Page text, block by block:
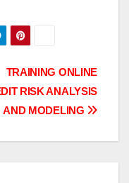
TRAINING ONLINE
RISK ANALYSIS
AND MODELING